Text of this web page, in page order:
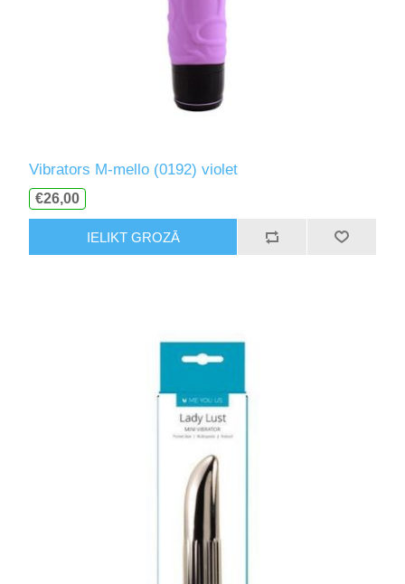
Vibrators M-mello (0192) violet
€26,00
IELIKT GROZĀ